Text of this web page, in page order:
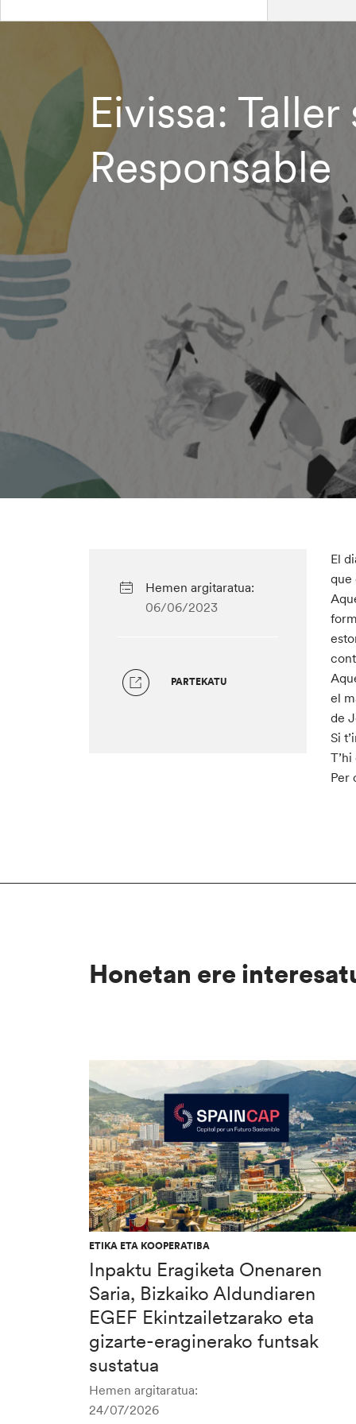
Eivissa:
Responsable
Hemen argitaratua:
06/06/2023
PARTEKATU
El
que
el
de
Si
Per
Honetan ere
ETIKA ETA KOOPERATIBA
Inpaktu Eragiketa Onenaren
Saria, Bizkaiko Aldundiaren
EGEF Ekintzailetzarako eta
gizarte-eraginerako funtsak
sustatua
Hemen argitaratua:
24/07/2026